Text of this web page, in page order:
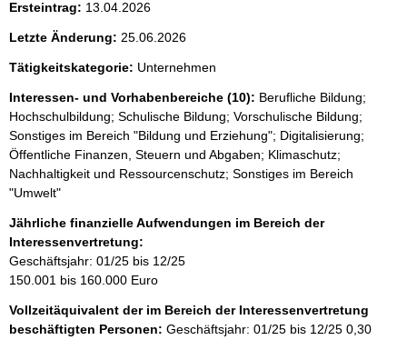
Ersteintrag: 13.04.2026
Letzte Änderung: 25.06.2026
Tätigkeitskategorie: Unternehmen
Interessen- und Vorhabenbereiche (10): Berufliche Bildung;
Hochschulbildung; Schulische Bildung; Vorschulische Bildung;
Sonstiges im Bereich "Bildung und Erziehung"; Digitalisierung;
Öffentliche Finanzen, Steuern und Abgaben; Klimaschutz;
Nachhaltigkeit und Ressourcenschutz; Sonstiges im Bereich
"Umwelt"
Jährliche finanzielle Aufwendungen im Bereich der
Interessenvertretung:
Geschäftsjahr: 01/25 bis 12/25
150.001 bis 160.000 Euro
Vollzeitäquivalent der im Bereich der Interessenvertretung
beschäftigten Personen: Geschäftsjahr: 01/25 bis 12/25 0,30